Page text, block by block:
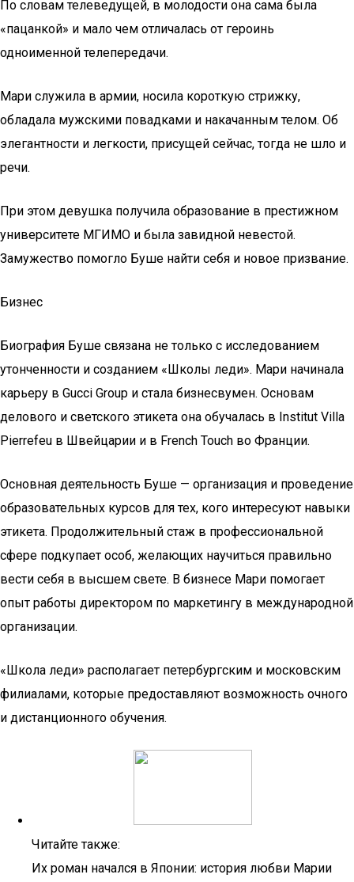
По словам телеведущей, в молодости она сама была
«пацанкой» и мало чем отличалась от героинь
одноименной телепередачи.
Мари служила в армии, носила короткую стрижку,
обладала мужскими повадками и накачанным телом. Об
элегантности и легкости, присущей сейчас, тогда не шло и
речи.
При этом девушка получила образование в престижном
университете МГИМО и была завидной невестой.
Замужество помогло Буше найти себя и новое призвание.
Бизнес
Биография Буше связана не только с исследованием
утонченности и созданием «Школы леди». Мари начинала
карьеру в Gucci Group и стала бизнесвумен. Основам
делового и светского этикета она обучалась в Institut Villa
Pierrefeu в Швейцарии и в French Touch во Франции.
Основная деятельность Буше — организация и проведение
образовательных курсов для тех, кого интересуют навыки
этикета. Продолжительный стаж в профессиональной
сфере подкупает особ, желающих научиться правильно
вести себя в высшем свете. В бизнесе Мари помогает
опыт работы директором по маркетингу в международной
организации.
«Школа леди» располагает петербургским и московским
филиалами, которые предоставляют возможность очного
и дистанционного обучения.
Читайте также:
Их роман начался в Японии: история любви Марии